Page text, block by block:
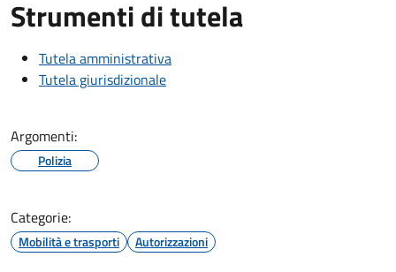
Strumenti di tutela
Tutela amministrativa
Tutela giurisdizionale
Argomenti:
Polizia
Categorie:
Mobilità e trasporti Autorizzazioni